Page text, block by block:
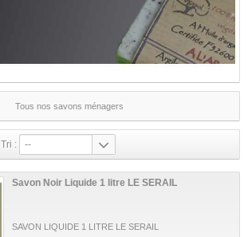
Tous nos savons ménagers
Tri : --
Savon Noir Liquide 1 litre LE SERAIL
SAVON LIQUIDE 1 LITRE LE SERAIL